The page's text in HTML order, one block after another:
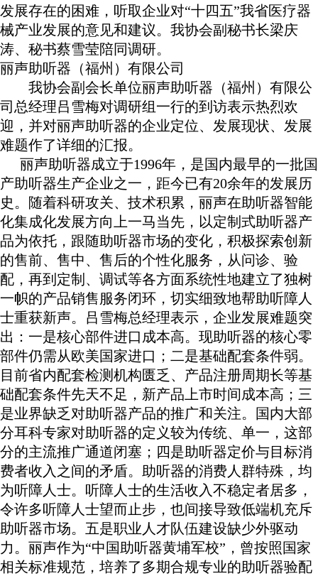
发展存在的困难，听取企业对“十四五”我省医疗器
械产业发展的意见和建议。我协会副秘书长梁庆
涛、秘书蔡雪莹陪同调研。
丽声助听器（福州）有限公司
我协会副会长单位丽声助听器（福州）有限公
司总经理吕雪梅对调研组一行的到访表示热烈欢
迎，并对丽声助听器的企业定位、发展现状、发展
难题作了详细的汇报。
丽声助听器成立于1996年，是国内最早的一批国
产助听器生产企业之一，距今已有20余年的发展历
史。随着科研攻关、技术积累，丽声在助听器智能
化集成化发展方向上一马当先，以定制式助听器产
品为依托，跟随助听器市场的变化，积极探索创新
的售前、售中、售后的个性化服务，从问诊、验
配，再到定制、调试等各方面系统性地建立了独树
一帜的产品销售服务闭环，切实细致地帮助听障人
士重获新声。吕雪梅总经理表示，企业发展难题突
出：一是核心部件进口成本高。现助听器的核心零
部件仍需从欧美国家进口；二是基础配套条件弱。
目前省内配套检测机构匮乏、产品注册周期长等基
础配套条件先天不足，新产品上市时间成本高；三
是业界缺乏对助听器产品的推广和关注。国内大部
分耳科专家对助听器的定义较为传统、单一，这部
分的主流推广通道闭塞；四是助听器定价与目标消
费者收入之间的矛盾。助听器的消费人群特殊，均
为听障人士。听障人士的生活收入不稳定者居多，
令许多听障人士望而止步，也间接导致低端机充斥
助听器市场。五是职业人才队伍建设缺少外驱动
力。丽声作为“中国助听器黄埔军校”，曾按照国家
相关标准规范，培养了多期合规专业的助听器验配